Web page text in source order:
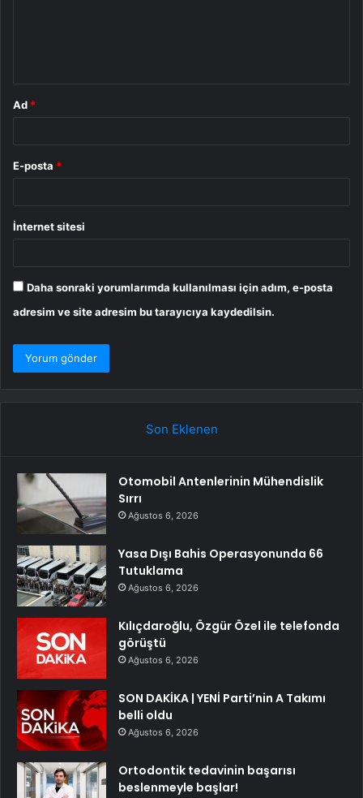
Ad *
E-posta *
İnternet sitesi
Daha sonraki yorumlarımda kullanılması için adım, e-posta
adresim ve site adresim bu tarayıcıya kaydedilsin.
Son Eklenen
Otomobil Antenlerinin Mühendislik
Sırrı
Ağustos 6, 2026
Yasa Dışı Bahis Operasyonunda 66
Tutuklama
Ağustos 6, 2026
Kılıçdaroğlu, Özgür Özel ile telefonda
görüştü
Ağustos 6, 2026
SON DAKİKA | YENİ Parti’nin A Takımı
belli oldu
Ağustos 6, 2026
Ortodontik tedavinin başarısı
beslenmeyle başlar!